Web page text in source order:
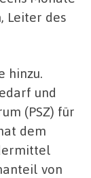
Leiter des
hinzu.
und
(PSZ) für
dem
von